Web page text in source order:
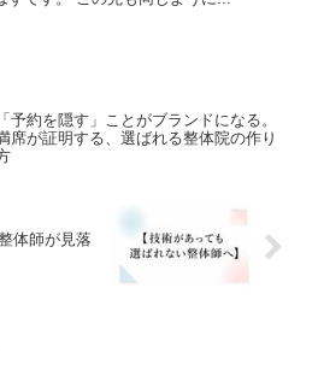
「予約を隠す」ことがブランドになる。
席が証明する、選ばれる整体院の作り
体師が見落